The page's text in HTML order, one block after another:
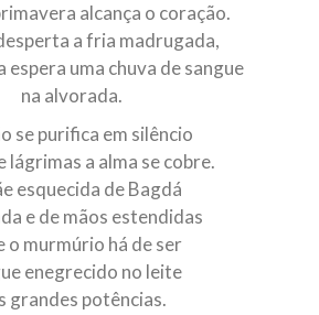
Clemente, o Misericordioso! Diante da
o martírio do quarto Imam dos
Ali Ibn Al-Hussein Ibn Ali Ibn Abi Táleb
“Zein Al-Ábidin” (Formosura
no Brasil recebe o ex-
Exteriores da
do Irã
sede, em São Paulo, o ex-ministro das
alcança o coração.
a fria madrugada,
espera uma chuva de sangue
na alvorada.
se purifica em silêncio
lágrimas a alma se cobre.
esquecida de Bagdá
e de mãos estendidas
o murmúrio há de ser
enegrecido no leite
grandes potências.